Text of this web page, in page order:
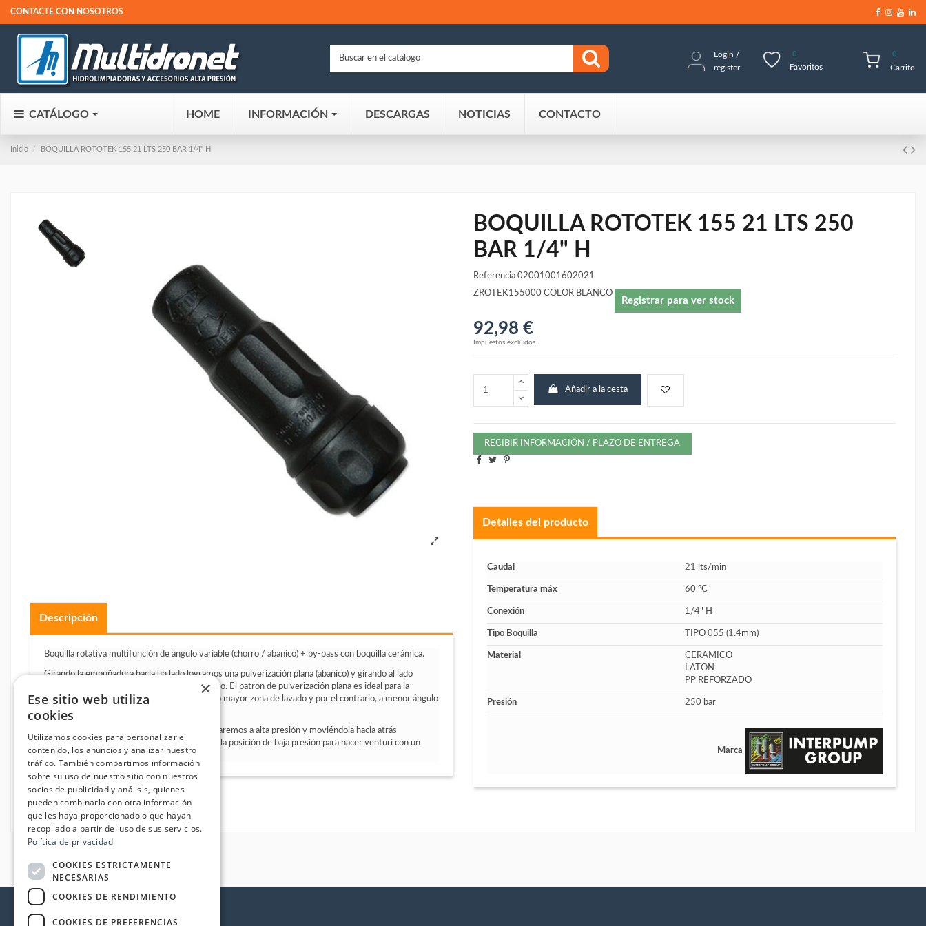
CONTACTE CON NOSOTROS
Login /
register
0
Favoritos
0
Carrito
CATÁLOGO HOME INFORMACIÓN DESCARGAS NOTICIAS CONTACTO
Inicio BOQUILLA ROTOTEK 155 21 LTS 250 BAR 1/4" H
Descripción
Boquilla rotativa multifunción de ángulo variable (chorro / abanico) + by-pass con boquilla cerámica.
Girando la empuñadura hacia un lado logramos una pulverización plana (abanico) y girando al lado
contrario logramos una pulverización en chorro. El patrón de pulverización plana es ideal para la
limpieza; a mayor ángulo menor impacto, pero mayor zona de lavado y por el contrario, a menor ángulo
mayor impacto, pero menor zona de lavado.
Moviendo la empuñadura hacia delante trabajaremos a alta presión y moviéndola hacia atrás
trabajaremos a baja presión. Podemos utilizar la posición de baja presión para hacer venturi con un
inyector y aspirar producto.
BOQUILLA ROTOTEK 155 21 LTS 250
BAR 1/4" H
Referencia 02001001602021
ZROTEK155000 COLOR BLANCO
Registrar para ver stock
92,98 €
Impuestos excluidos
Añadir a la cesta
RECIBIR INFORMACIÓN / PLAZO DE ENTREGA
Detalles del producto
Caudal 21 lts/min
Temperatura máx 60 ºC
Conexión 1/4" H
Tipo Boquilla TIPO 055 (1.4mm)
Material
CERAMICO
LATON
PP REFORZADO
Presión 250 bar
Marca
×
Ese sitio web utiliza
cookies
Utilizamos cookies para personalizar el
contenido, los anuncios y analizar nuestro
tráfico. También compartimos información
sobre su uso de nuestro sitio con nuestros
socios de publicidad y análisis, quienes
pueden combinarla con otra información
que les haya proporcionado o que hayan
recopilado a partir del uso de sus servicios.
Política de privacidad
COOKIES ESTRICTAMENTE
NECESARIAS
COOKIES DE RENDIMIENTO
COOKIES DE PREFERENCIAS